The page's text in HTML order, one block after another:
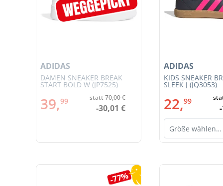
DAMEN SNEAKER BREAK
START BOLD W (JP7525)
ADIDAS
39,99 statt 70,00 €
-30,01 €
KIDS SNEAKER
SLEEK J (JQ3053)
ADIDAS
22,99
Größe wählen…
Produktgalerie überspringen
-77%